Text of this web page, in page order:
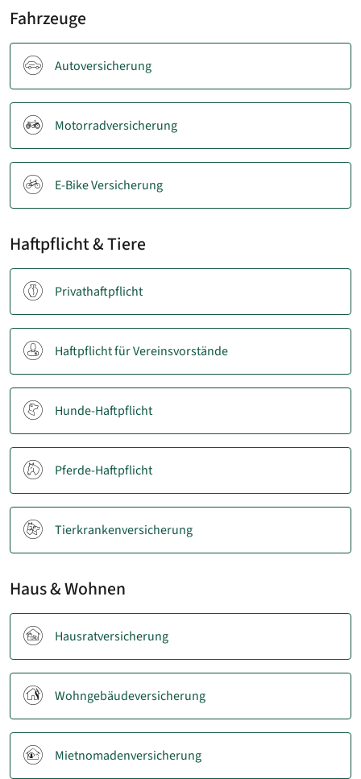
Fahrzeuge
Autoversicherung
Motorradversicherung
E-Bike Versicherung
Haftpflicht & Tiere
Privathaftpflicht
Haftpflicht für Vereinsvorstände
Hunde-Haftpflicht
Pferde-Haftpflicht
Tierkrankenversicherung
Haus & Wohnen
Hausratversicherung
Wohngebäudeversicherung
Mietnomadenversicherung